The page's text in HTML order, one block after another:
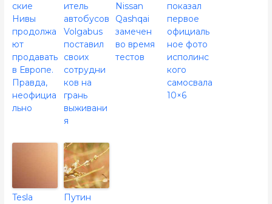
ские
Нивы
продолжа
ют
продавать
в Европе.
Правда,
неофициа
льно
итель
автобусов
Volgabus
поставил
своих
сотрудни
ков на
грань
выживани
я
Nissan
Qashqai
замечен
во время
тестов
показал
первое
официаль
ное фото
исполинс
кого
самосвала
10×6
Tesla
Путин